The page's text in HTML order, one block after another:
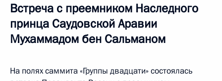
Встреча с преемником Наследного
принца Саудовской Аравии
Мухаммадом бен Сальманом
На полях саммита «Группы двадцати» состоялась